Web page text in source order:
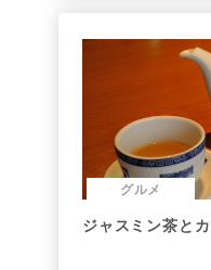
グルメ
ジャスミン茶と